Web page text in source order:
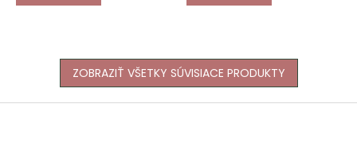
ZOBRAZIŤ VŠETKY SÚVISIACE PRODUKTY
Z